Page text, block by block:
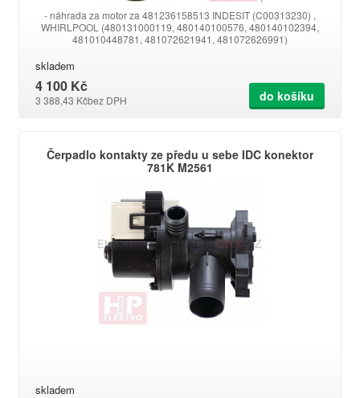
- náhrada za motor za 481236158513 INDESIT (C00313230) ,
WHIRLPOOL (480131000119, 480140100576, 480140102394,
481010448781, 481072621941, 481072626991)
skladem
4 100 Kč
3 388,43 Kčbez DPH do košíku
Čerpadlo kontakty ze předu u sebe IDC konektor
781K M2561
skladem